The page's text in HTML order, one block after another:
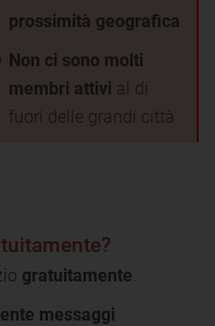
prossimità geografica
Non ci sono molti
membri attivi al di
fuori delle grandi città
gratuitamente.
messaggi